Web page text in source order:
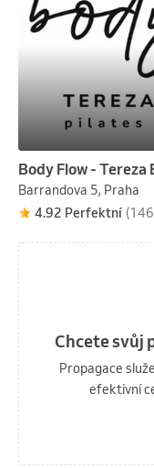
Body Flow - Tereza
Barrandova 5, Praha
4.92 Perfektní
Chcete svůj
Propagace
efektivní